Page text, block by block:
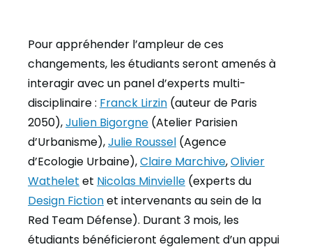
Pour appréhender l’ampleur de ces
changements, les étudiants seront amenés à
interagir avec un panel d’experts multi-
disciplinaire : Franck Lirzin (auteur de Paris
2050),Julien Bigorgne (Atelier Parisien
d’Urbanisme),Julie Roussel (Agence
d’Ecologie Urbaine),Claire Marchive,Olivier
Wathelet et Nicolas Minvielle (experts du
Design Fictionet intervenants au sein de la
Red Team Défense). Durant 3 mois, les
étudiants bénéficieront également d’un appui